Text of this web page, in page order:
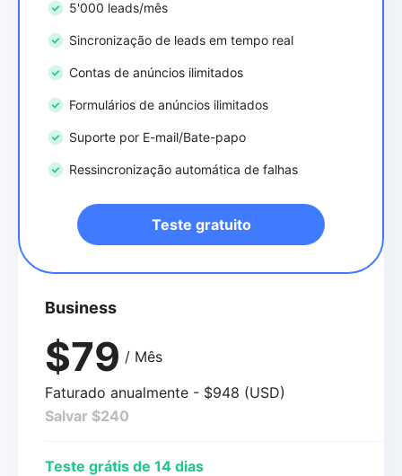
5'000 leads/mês
Sincronização de leads em tempo real
Contas de anúncios ilimitados
Formulários de anúncios ilimitados
Suporte por E-mail/Bate-papo
Ressincronização automática de falhas
Teste gratuito
Business
$79 / Mês
Faturado anualmente - $948 (USD)
Salvar $240
Teste grátis de 14 dias